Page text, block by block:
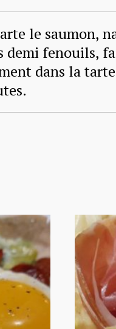
le saumon,
fenouils,
dans la